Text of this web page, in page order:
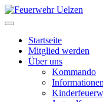
Startseite
Mitglied werden
Über uns
Kommando
Informationen